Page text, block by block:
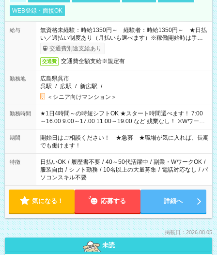
WEB登録・面接OK
給与
無資格未経験：時給1350円～ 経験者：時給1350円～ ★日払
い／週払い制度あり（月払いも選べます）※稼働開始時は手続き
完了次第のお支払いとなります。
交通費別途支給あり
交通費 交通費全額支給※規定有
勤務地
広島県呉市
呉駅 / 広駅 / 新広駅 / …
＜シニア向けマンション＞
勤務時間
★1日4時間～の時短シフトOK ★スタート時間選べます！ 7:00
～16:00 9:00～17:00 11:00～19:00 など 残業なし！ ※Wワーク
の場合、他のお仕事と合わせ週40時間超の就業はご案内できま
せん ※法令に基づき、週20時間以上勤務は社会保険への加入対
象となります ※労働者派遣法（日雇い派遣の原則禁止）によ
り、短時間・短期間の就業はご案内が難しい場合があります
期間
開始日はご相談ください！ ★急募 ★職場が気に入れば、長期
でも働けます！
特徴 日払いOK / 履歴書不要 / 40～50代活躍中 / 副業・WワークOK /
服装自由 / シフト勤務 / 10名以上の大量募集 / 電話対応なし / パ
ソコンスキル不要
気になる！ 応募する 詳細へ
掲載日：2026.08.05
未読